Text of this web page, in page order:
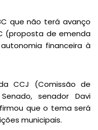
que não terá avanço
(proposta de emenda
financeira à
CCJ (Comissão de
senador Davi
que o tema será
municipais.